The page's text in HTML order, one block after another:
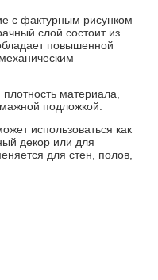
с фактурным рисунком
слой состоит из
повышенной
материала,
подложкой.
использоваться как
декор или для
для стен, полов,